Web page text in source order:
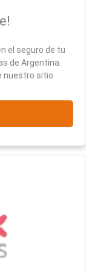
el seguro de tu
de Argentina.
nuestro sitio.